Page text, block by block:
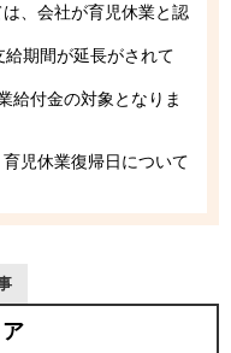
、会社が育児休業と認
期間が延長がされて
給付金の対象となりま
児休業復帰日について